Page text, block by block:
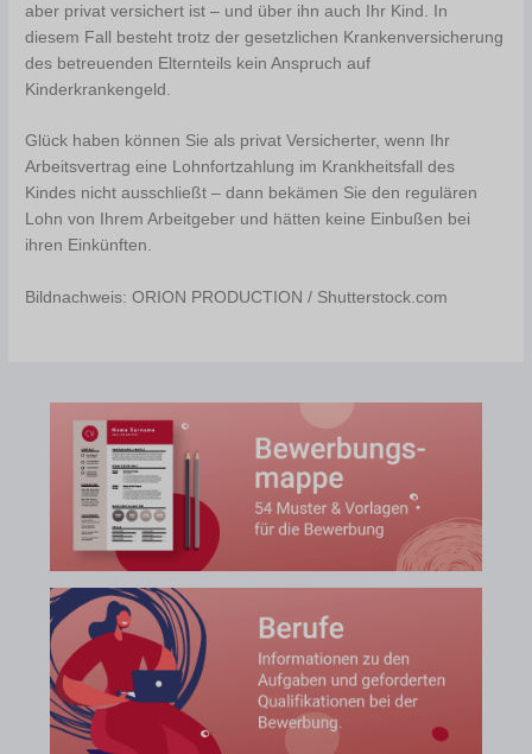
aber privat versichert ist – und über ihn auch Ihr Kind. In
diesem Fall besteht trotz der gesetzlichen Krankenversicherung
des betreuenden Elternteils kein Anspruch auf
Kinderkrankengeld.
Glück haben können Sie als privat Versicherter, wenn Ihr
Arbeitsvertrag eine Lohnfortzahlung im Krankheitsfall des
Kindes nicht ausschließt – dann bekämen Sie den regulären
Lohn von Ihrem Arbeitgeber und hätten keine Einbußen bei
ihren Einkünften.
Bildnachweis: ORION PRODUCTION / Shutterstock.com